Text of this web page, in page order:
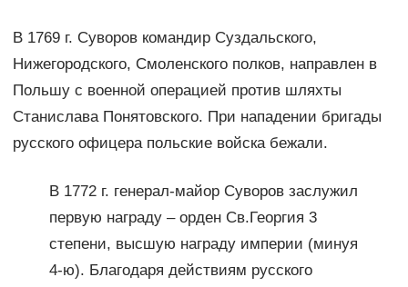
В 1769 г. Суворов командир Суздальского,
Нижегородского, Смоленского полков, направлен в
Польшу с военной операцией против шляхты
Станислава Понятовского. При нападении бригады
русского офицера польские войска бежали.
В 1772 г. генерал-майор Суворов заслужил
первую награду – орден Св.Георгия 3
степени, высшую награду империи (минуя
4-ю). Благодаря действиям русского